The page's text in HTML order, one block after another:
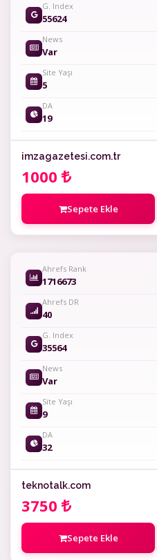
G. Index
55624
News
Var
Site Yaşı
5
DA
19
imzagazetesi.com.tr
1000
Sepete Ekle
Ahrefs Rank
1716673
Ahrefs DR
40
G. Index
35564
News
Var
Site Yaşı
9
DA
32
teknotalk.com
3750
Sepete Ekle